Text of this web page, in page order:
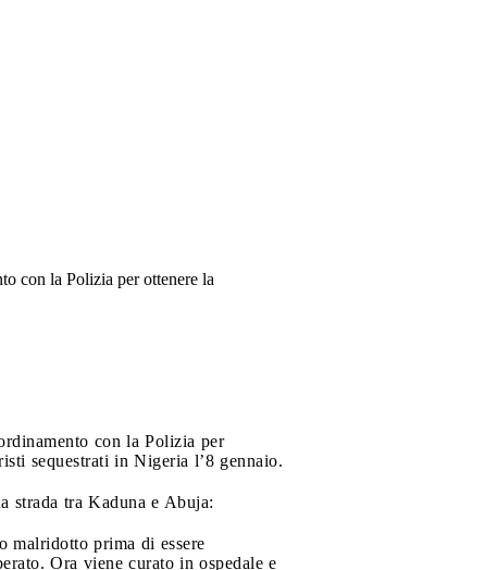
con la Polizia per ottenere la
con la Polizia per
sequestrati in Nigeria l’8 gennaio.
strada tra Kaduna e Abuja:
malridotto prima di essere
Ora viene curato in ospedale e